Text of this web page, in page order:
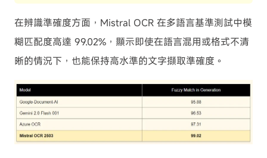
在辨識準確度方面，Mistral OCR 在多語言基準測試中模
糊匹配度高達 99.02%，顯示即使在語言混用或格式不清
晰的情況下，也能保持高水準的文字擷取準確度。